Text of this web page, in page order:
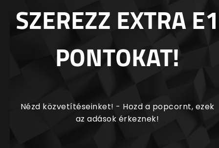
SZEREZZ EXTRA E1
PONTOKAT!
Nézd közvetítéseinket! - Hozd a popcornt, ezek
az adások érkeznek!